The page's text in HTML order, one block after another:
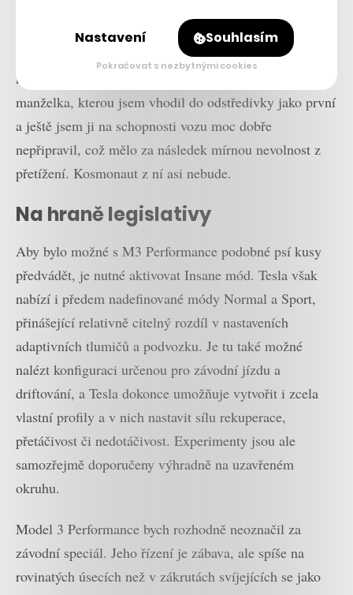
Nadšený byl i jedenáctiletý synovec, který si vyžádal
repete, protože takovou horskou dráhu k nám do města
nevozí ani kolotočáři. O něco méně nadšená však byla
manželka, kterou jsem vhodil do odstředivky jako první
a ještě jsem ji na schopnosti vozu moc dobře
nepřipravil, což mělo za následek mírnou nevolnost z
přetížení. Kosmonaut z ní asi nebude.
Na hraně legislativy
Aby bylo možné s M3 Performance podobné psí kusy
předvádět, je nutné aktivovat Insane mód. Tesla však
nabízí i předem nadefinované módy Normal a Sport,
přinášející relativně citelný rozdíl v nastaveních
adaptivních tlumičů a podvozku. Je tu také možné
nalézt konfiguraci určenou pro závodní jízdu a
driftování, a Tesla dokonce umožňuje vytvořit i zcela
vlastní profily a v nich nastavit sílu rekuperace,
přetáčivost či nedotáčivost. Experimenty jsou ale
samozřejmě doporučeny výhradně na uzavřeném
okruhu.
Model 3 Performance bych rozhodně neoznačil za
závodní speciál. Jeho řízení je zábava, ale spíše na
rovinatých úsecích než v zákrutách svíjejících se jako
Nastavení Souhlasím
Pokračovat s nezbytnými cookies